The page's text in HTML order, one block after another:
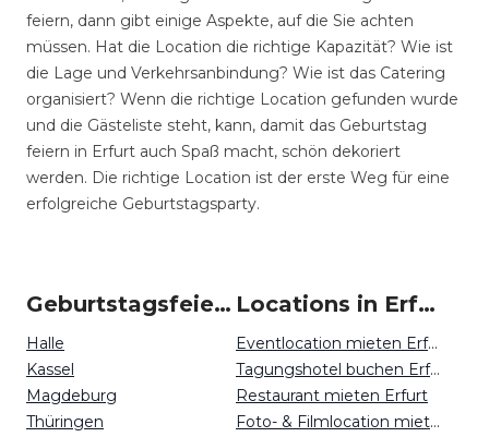
feiern, dann gibt einige Aspekte, auf die Sie achten
müssen. Hat die Location die richtige Kapazität? Wie ist
die Lage und Verkehrsanbindung? Wie ist das Catering
organisiert? Wenn die richtige Location gefunden wurde
und die Gästeliste steht, kann, damit das Geburtstag
feiern in Erfurt auch Spaß macht, schön dekoriert
werden. Die richtige Location ist der erste Weg für eine
erfolgreiche Geburtstagsparty.
Geburtstagsfeiern um Erfurt
Halle
Kassel
Magdeburg
Thüringen
Locations in Erfurt mieten
Eventlocation mieten Erfurt
Tagungshotel buchen Erfurt
Restaurant mieten Erfurt
Foto- & Filmlocation mieten Erfurt